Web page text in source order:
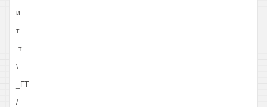
и
т
-т--
\
_ГТ
/